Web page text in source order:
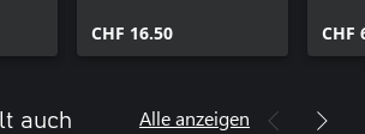
CHF 16.50
CHF
auch Alle anzeigen